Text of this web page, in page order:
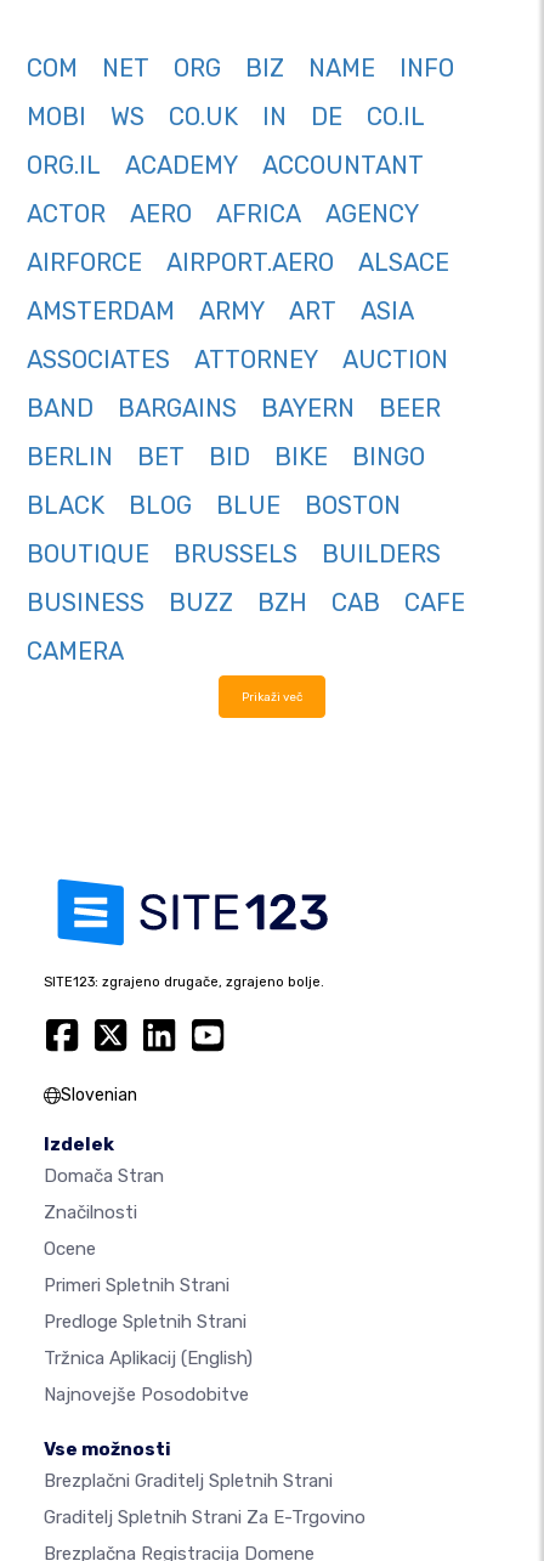
COM NET ORG BIZ NAME
INFO
MOBI
WS CO.UK IN DE
CO.IL
ORG.IL
ACADEMY
ACCOUNTANT
ACTOR
AERO AFRICA
AGENCY
AIRFORCE
AIRPORT.AERO
ALSACE
AMSTERDAM
ARMY ART
ASIA
ASSOCIATES
ATTORNEY
AUCTION
BAND
BARGAINS BAYERN
BEER
BERLIN
BET BID BIKE
BINGO
BLACK
BLOG BLUE
BOSTON
BOUTIQUE
BRUSSELS
BUILDERS
BUSINESS
BUZZ BZH CAB
CAFE
CAMERA
Prikaži več
SITE123: zgrajeno drugače, zgrajeno bolje.
Slovenian
Izdelek
Domača Stran
Značilnosti
Ocene
Primeri Spletnih Strani
Predloge Spletnih Strani
Tržnica Aplikacij (English)
Najnovejše Posodobitve
Vse možnosti
Brezplačni Graditelj Spletnih Strani
Graditelj Spletnih Strani Za E-Trgovino
Brezplačna Registracija Domene